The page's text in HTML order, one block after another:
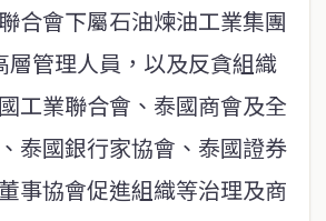
合會下屬石油煉油工業集團
層管理人員，以及反貪組織
工業聯合會、泰國商會及全
泰國銀行家協會、泰國證券
事協會促進組織等治理及商